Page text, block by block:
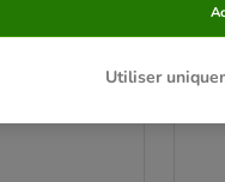
Urine
les taches
de
Utiliser